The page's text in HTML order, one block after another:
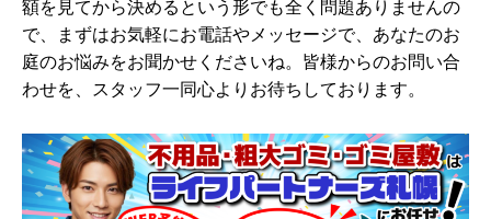
額を見てから決めるという形でも全く問題ありませんの
で、まずはお気軽にお電話やメッセージで、あなたのお
庭のお悩みをお聞かせくださいね。皆様からのお問い合
わせを、スタッフ一同心よりお待ちしております。